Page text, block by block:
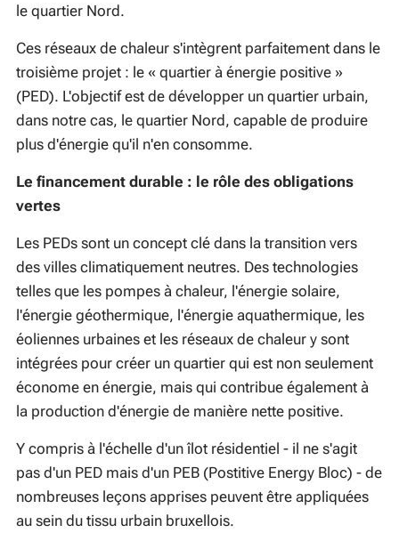
le quartier Nord.
Ces réseaux de chaleur s'intègrent parfaitement dans le
troisième projet : le « quartier à énergie positive »
(PED). L'objectif est de développer un quartier urbain,
dans notre cas, le quartier Nord, capable de produire
plus d'énergie qu'il n'en consomme.
Le financement durable : le rôle des obligations
vertes
Les PEDs sont un concept clé dans la transition vers
des villes climatiquement neutres. Des technologies
telles que les pompes à chaleur, l'énergie solaire,
l'énergie géothermique, l'énergie aquathermique, les
éoliennes urbaines et les réseaux de chaleur y sont
intégrées pour créer un quartier qui est non seulement
économe en énergie, mais qui contribue également à
la production d'énergie de manière nette positive.
Y compris à l'échelle d'un îlot résidentiel - il ne s'agit
pas d'un PED mais d'un PEB (Postitive Energy Bloc) - de
nombreuses leçons apprises peuvent être appliquées
au sein du tissu urbain bruxellois.